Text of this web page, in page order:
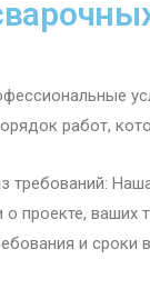
работ,
требований:
проекте, ваших
и сроки